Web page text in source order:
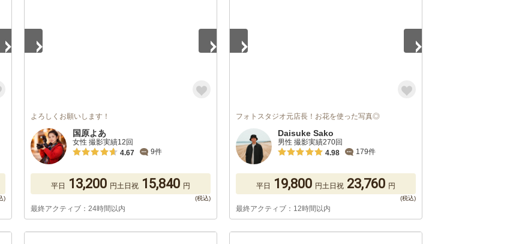
よろしくお願いします！
国原よあ
女性 撮影実績12回
4.67
9件
平日 13,200 円土日祝 15,840 円
最終アクティブ：24時間以内
フォトスタジオ元店長！お花を使った写真◎
Daisuke Sako
男性 撮影実績270回
4.98
179件
平日 19,800 円土日祝 23,760 円
最終アクティブ：12時間以内